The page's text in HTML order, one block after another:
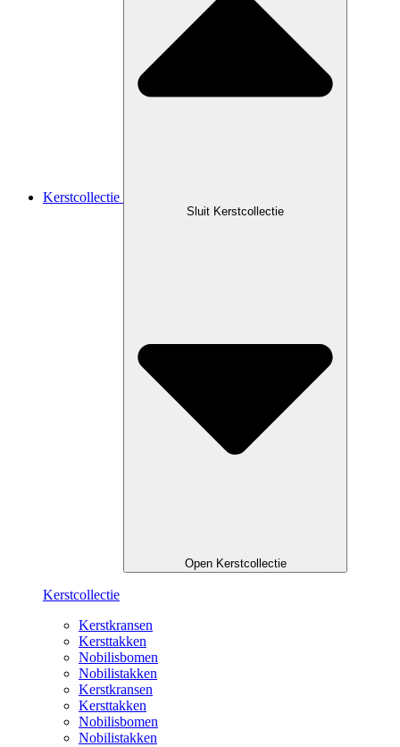
Kerstcollectie
Sluit Kerstcollectie
Open Kerstcollectie
Kerstcollectie
Kerstkransen
Kersttakken
Nobilisbomen
Nobilistakken
Kerstkransen
Kersttakken
Nobilisbomen
Nobilistakken